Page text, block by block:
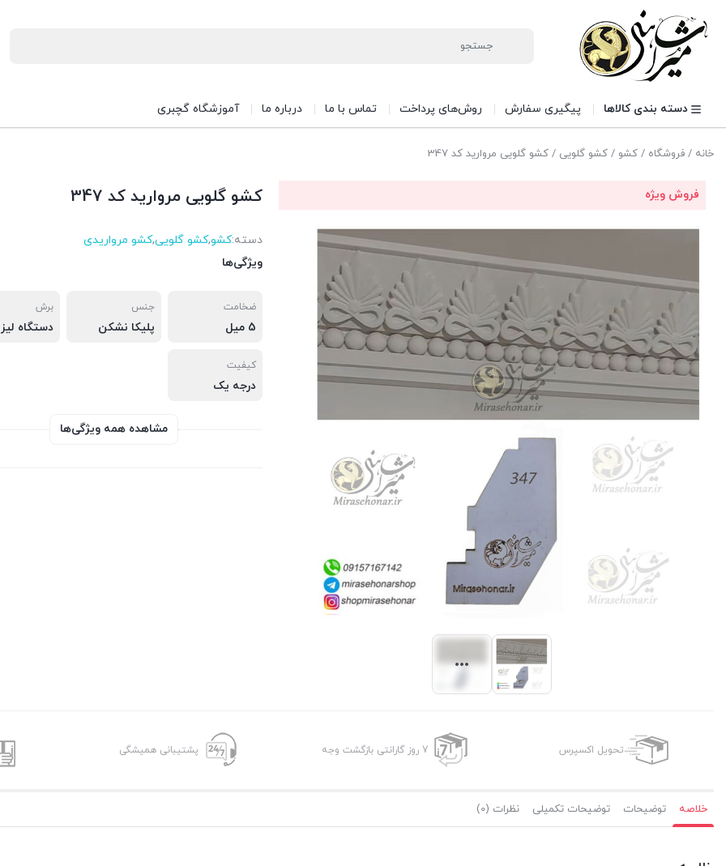
دسته بندی کالاها پیگیری سفارش روش‌های پرداخت تماس با ما درباره ما آموزشگاه گچبری
خانه / فروشگاه / کشو / کشو گلویی / کشو گلویی مروارید کد 347
فروش ویژه کشو گلویی مروارید کد 347
دسته:کشو,کشو گلویی,کشو مرواریدی
ویژگی‌ها
ضخامت
5 میل
جنس
پلیکا نشکن
برش
دستگاه
کیفیت
درجه یک
مشاهده همه ویژگی‌ها
تحویل اکسپرس 7 روز گارانتی بازگشت وجه پشتیبانی همیشگی
خلاصه توضیحات توضیحات تکمیلی نظرات (0)